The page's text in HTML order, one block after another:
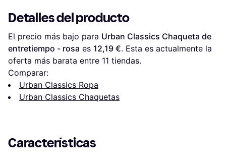
Detalles del producto
El precio más bajo para Urban Classics Chaqueta de
entretiempo - rosa es 12,19 €. Esta es actualmente la
oferta más barata entre 11 tiendas.
Comparar:
Urban Classics Ropa
Urban Classics Chaquetas
Características